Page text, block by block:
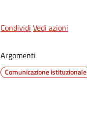
Condividi Vedi azioni
Argomenti
Comunicazione istituzionale